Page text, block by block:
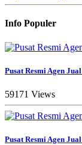
Info Populer
Pusat Resmi Agen
59171 Views
Pusat Resmi Agen